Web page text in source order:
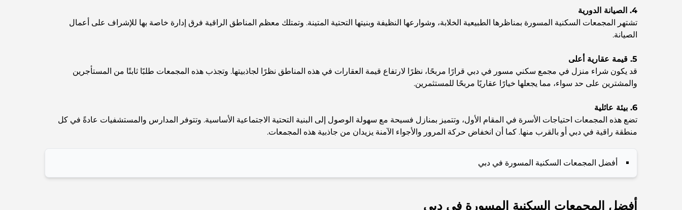
دبي
أغلى مدارس جيمس في دبي: دليل شامل للآباء
4. الصيانة الدورية
تشتهر المجمعات السكنية المسورة بمناظرها الطبيعية الخلابة، وشوارعها النظيفة وبنيتها التحتية المتينة. وتمتلك معظم المناطق الراقية فرق إدارة خاصة بها للإشراف على أعمال
الصيانة.
5. قيمة عقارية أعلى
قد يكون شراء منزل في مجمع سكني مسور في دبي قرارًا مربحًا، نظرًا لارتفاع قيمة العقارات في هذه المناطق نظرًا لجاذبيتها. وتجذب هذه المجمعات طلبًا ثابتًا من المستأجرين
والمشترين على حد سواء، مما يجعلها خيارًا عقاريًا مربحًا للمستثمرين.
6. بيئة عائلية
تضع هذه المجمعات احتياجات الأسرة في المقام الأول، وتتميز بمنازل فسيحة مع سهولة الوصول إلى البنية التحتية الاجتماعية الأساسية. وتتوفر المدارس والمستشفيات عادةً في كل
منطقة راقية في دبي أو بالقرب منها. كما أن انخفاض حركة المرور والأجواء الآمنة يزيدان من جاذبية هذه المجمعات.
أفضل المجمعات السكنية المسورة في دبي
أفضل المجمعات السكنية المسورة في دبي